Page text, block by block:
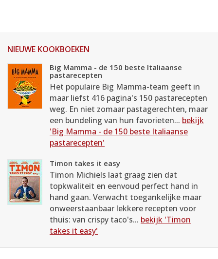
NIEUWE KOOKBOEKEN
Big Mamma - de 150 beste Italiaanse
pastarecepten
Het populaire Big Mamma-team geeft in
maar liefst 416 pagina's 150 pastarecepten
weg. En niet zomaar pastagerechten, maar
een bundeling van hun favorieten... bekijk
'Big Mamma - de 150 beste Italiaanse
pastarecepten'
Timon takes it easy
Timon Michiels laat graag zien dat
topkwaliteit en eenvoud perfect hand in
hand gaan. Verwacht toegankelijke maar
onweerstaanbaar lekkere recepten voor
thuis: van crispy taco's... bekijk 'Timon
takes it easy'